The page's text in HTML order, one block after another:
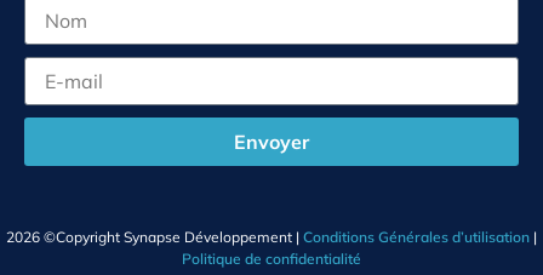
Envoyer
2026 ©Copyright Synapse Développement | Conditions Générales d’utilisation |
Politique de confidentialité